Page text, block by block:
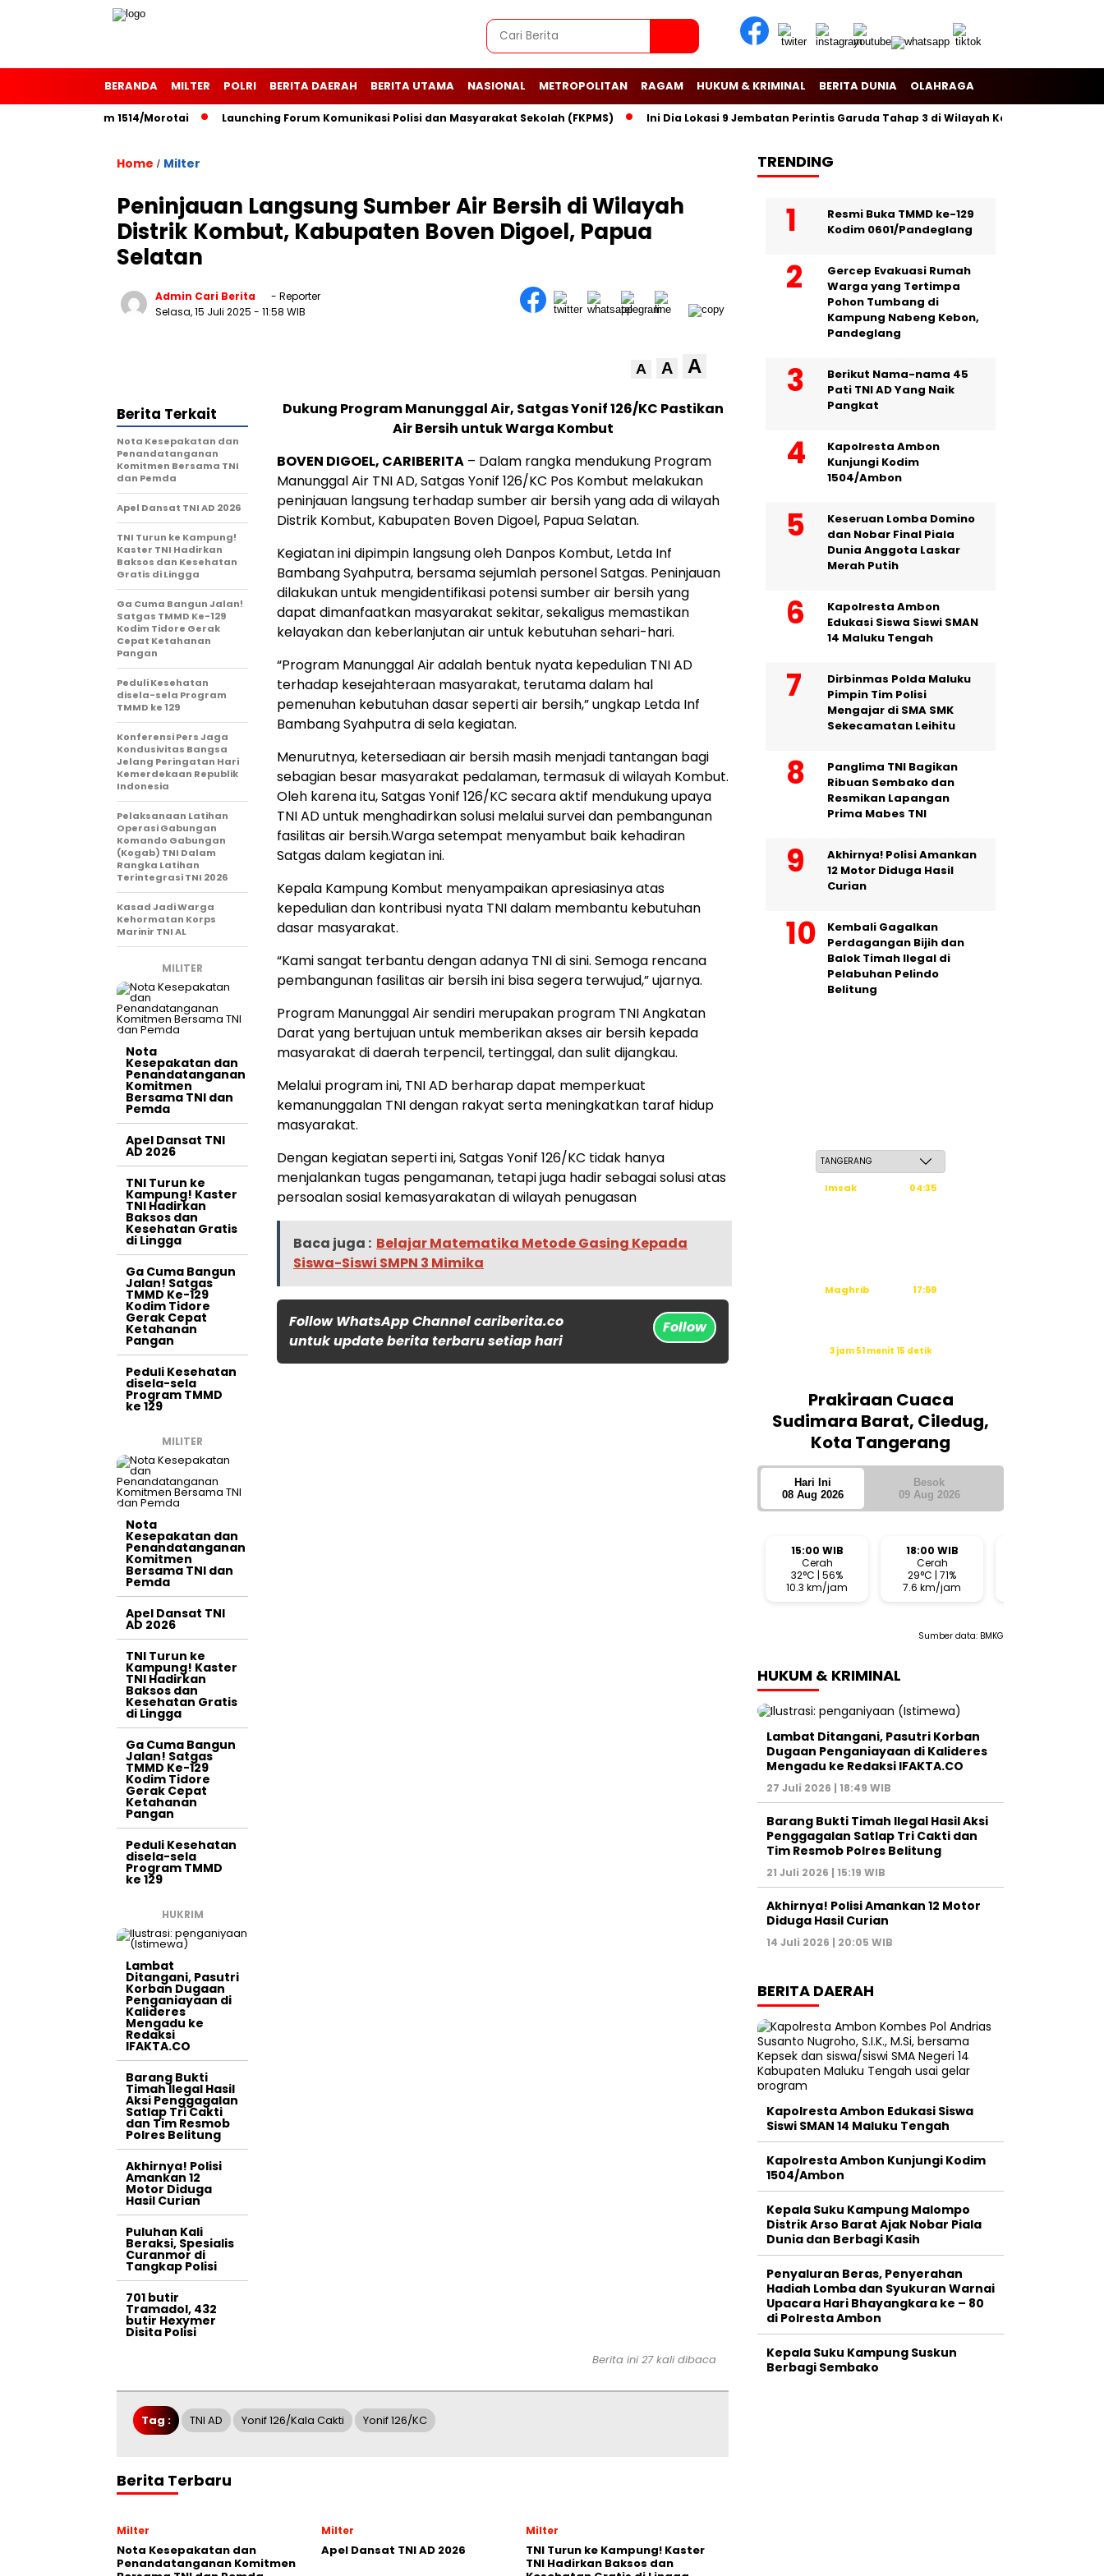
BERANDA MILTER POLRI BERITA DAERAH BERITA UTAMA NASIONAL METROPOLITAN RAGAM HUKUM & KRIMINAL BERITA DUNIA OLAHRAGA
ke-127 Kodim 1514/Morotai Launching Forum Komunikasi Polisi dan Masyarakat Sekolah (FKPMS) Ini Dia Lokasi 9 Jembatan Perintis Garuda Tahap 3 di Wilayah Korem 081/Dsj
Home / Milter
Peninjauan Langsung Sumber Air Bersih di Wilayah
Distrik Kombut, Kabupaten Boven Digoel, Papua
Selatan
Admin Cari Berita
- Reporter
Selasa, 15 Juli 2025 - 11:58 WIB
A A A
Dukung Program Manunggal Air, Satgas Yonif 126/KC Pastikan
Air Bersih untuk Warga Kombut
BOVEN DIGOEL, CARIBERITA – Dalam rangka mendukung Program
Manunggal Air TNI AD, Satgas Yonif 126/KC Pos Kombut melakukan
peninjauan langsung terhadap sumber air bersih yang ada di wilayah
Distrik Kombut, Kabupaten Boven Digoel, Papua Selatan.
Kegiatan ini dipimpin langsung oleh Danpos Kombut, Letda Inf
Bambang Syahputra, bersama sejumlah personel Satgas. Peninjauan
dilakukan untuk mengidentifikasi potensi sumber air bersih yang
dapat dimanfaatkan masyarakat sekitar, sekaligus memastikan
kelayakan dan keberlanjutan air untuk kebutuhan sehari-hari.
“Program Manunggal Air adalah bentuk nyata kepedulian TNI AD
terhadap kesejahteraan masyarakat, terutama dalam hal
pemenuhan kebutuhan dasar seperti air bersih,” ungkap Letda Inf
Bambang Syahputra di sela kegiatan.
Menurutnya, ketersediaan air bersih masih menjadi tantangan bagi
sebagian besar masyarakat pedalaman, termasuk di wilayah Kombut.
Oleh karena itu, Satgas Yonif 126/KC secara aktif mendukung upaya
TNI AD untuk menghadirkan solusi melalui survei dan pembangunan
fasilitas air bersih.Warga setempat menyambut baik kehadiran
Satgas dalam kegiatan ini.
Kepala Kampung Kombut menyampaikan apresiasinya atas
kepedulian dan kontribusi nyata TNI dalam membantu kebutuhan
dasar masyarakat.
“Kami sangat terbantu dengan adanya TNI di sini. Semoga rencana
pembangunan fasilitas air bersih ini bisa segera terwujud,” ujarnya.
Program Manunggal Air sendiri merupakan program TNI Angkatan
Darat yang bertujuan untuk memberikan akses air bersih kepada
masyarakat di daerah terpencil, tertinggal, dan sulit dijangkau.
Melalui program ini, TNI AD berharap dapat memperkuat
kemanunggalan TNI dengan rakyat serta meningkatkan taraf hidup
masyarakat.
Dengan kegiatan seperti ini, Satgas Yonif 126/KC tidak hanya
menjalankan tugas pengamanan, tetapi juga hadir sebagai solusi atas
persoalan sosial kemasyarakatan di wilayah penugasan
Baca juga : Belajar Matematika Metode Gasing Kepada
Siswa-Siswi SMPN 3 Mimika
Follow WhatsApp Channel cariberita.co
untuk update berita terbaru setiap hari
Follow
Berita Terkait
Nota Kesepakatan dan
Penandatanganan
Komitmen Bersama TNI
dan Pemda
Apel Dansat TNI AD 2026
TNI Turun ke Kampung!
Kaster TNI Hadirkan
Baksos dan Kesehatan
Gratis di Lingga
Ga Cuma Bangun Jalan!
Satgas TMMD Ke-129
Kodim Tidore Gerak
Cepat Ketahanan
Pangan
Peduli Kesehatan
disela-sela Program
TMMD ke 129
Konferensi Pers Jaga
Kondusivitas Bangsa
Jelang Peringatan Hari
Kemerdekaan Republik
Indonesia
Pelaksanaan Latihan
Operasi Gabungan
Komando Gabungan
(Kogab) TNI Dalam
Rangka Latihan
Terintegrasi TNI 2026
Kasad Jadi Warga
Kehormatan Korps
Marinir TNI AL
MILITER
Nota
Kesepakatan dan
Penandatanganan
Komitmen
Bersama TNI dan
Pemda
Apel Dansat TNI
AD 2026
TNI Turun ke
Kampung! Kaster
TNI Hadirkan
Baksos dan
Kesehatan Gratis
di Lingga
Ga Cuma Bangun
Jalan! Satgas
TMMD Ke-129
Kodim Tidore
Gerak Cepat
Ketahanan
Pangan
Peduli Kesehatan
disela-sela
Program TMMD
ke 129
MILITER
Nota
Kesepakatan dan
Penandatanganan
Komitmen
Bersama TNI dan
Pemda
Apel Dansat TNI
AD 2026
TNI Turun ke
Kampung! Kaster
TNI Hadirkan
Baksos dan
Kesehatan Gratis
di Lingga
Ga Cuma Bangun
Jalan! Satgas
TMMD Ke-129
Kodim Tidore
Gerak Cepat
Ketahanan
Pangan
Peduli Kesehatan
disela-sela
Program TMMD
ke 129
HUKRIM
Lambat
Ditangani, Pasutri
Korban Dugaan
Penganiayaan di
Kalideres
Mengadu ke
Redaksi
IFAKTA.CO
Barang Bukti
Timah Ilegal Hasil
Aksi Penggagalan
Satlap Tri Cakti
dan Tim Resmob
Polres Belitung
Akhirnya! Polisi
Amankan 12
Motor Diduga
Hasil Curian
Puluhan Kali
Beraksi, Spesialis
Curanmor di
Tangkap Polisi
701 butir
Tramadol, 432
butir Hexymer
Disita Polisi
Berita ini 27 kali dibaca
Tag : TNI AD Yonif 126/Kala Cakti Yonif 126/KC
Berita Terbaru
Milter
Nota Kesepakatan dan
Penandatanganan Komitmen
Milter
Apel Dansat TNI AD 2026
Milter
TNI Turun ke Kampung! Kaster
TNI Hadirkan Baksos dan
TRENDING
Resmi Buka TMMD ke-129
Kodim 0601/Pandeglang
Gercep Evakuasi Rumah
Warga yang Tertimpa
Pohon Tumbang di
Kampung Nabeng Kebon,
Pandeglang
Berikut Nama-nama 45
Pati TNI AD Yang Naik
Pangkat
Kapolresta Ambon
Kunjungi Kodim
1504/Ambon
Keseruan Lomba Domino
dan Nobar Final Piala
Dunia Anggota Laskar
Merah Putih
Kapolresta Ambon
Edukasi Siswa Siswi SMAN
14 Maluku Tengah
Dirbinmas Polda Maluku
Pimpin Tim Polisi
Mengajar di SMA SMK
Sekecamatan Leihitu
Panglima TNI Bagikan
Ribuan Sembako dan
Resmikan Lapangan
Prima Mabes TNI
Akhirnya! Polisi Amankan
12 Motor Diduga Hasil
Curian
Kembali Gagalkan
Perdagangan Bijih dan
Balok Timah Ilegal di
Pelabuhan Pelindo
Belitung
Imsak
04:35
Maghrib
17:59
3 jam 51 menit 15 detik
Prakiraan Cuaca
Sudimara Barat, Ciledug,
Kota Tangerang
Hari Ini
08 Aug 2026
Besok
09 Aug 2026
15:00 WIB
Cerah
32°C | 56%
10.3 km/jam
18:00 WIB
Cerah
29°C | 71%
7.6 km/jam
Sumber data: BMKG
HUKUM & KRIMINAL
Lambat Ditangani, Pasutri Korban
Dugaan Penganiayaan di Kalideres
Mengadu ke Redaksi IFAKTA.CO
27 Juli 2026 | 18:49 WIB
Barang Bukti Timah Ilegal Hasil Aksi
Penggagalan Satlap Tri Cakti dan
Tim Resmob Polres Belitung
21 Juli 2026 | 15:19 WIB
Akhirnya! Polisi Amankan 12 Motor
Diduga Hasil Curian
14 Juli 2026 | 20:05 WIB
BERITA DAERAH
Kapolresta Ambon Edukasi Siswa
Siswi SMAN 14 Maluku Tengah
Kapolresta Ambon Kunjungi Kodim
1504/Ambon
Kepala Suku Kampung Malompo
Distrik Arso Barat Ajak Nobar Piala
Dunia dan Berbagi Kasih
Penyaluran Beras, Penyerahan
Hadiah Lomba dan Syukuran Warnai
Upacara Hari Bhayangkara ke – 80
di Polresta Ambon
Kepala Suku Kampung Suskun
Berbagi Sembako